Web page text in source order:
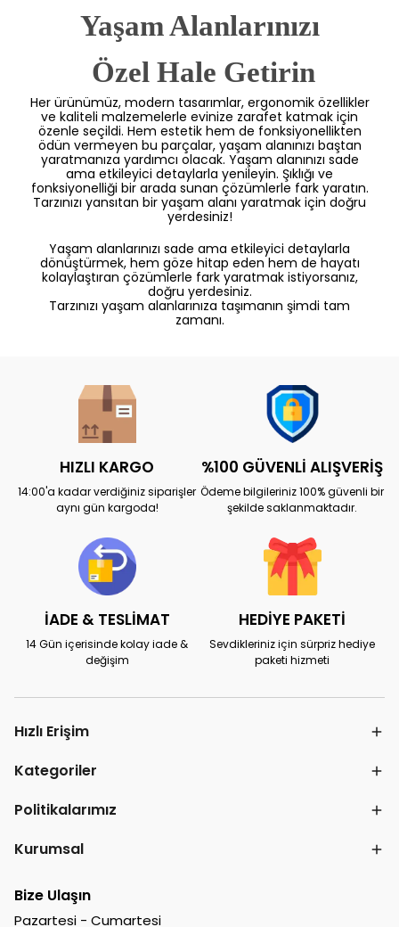
Yaşam Alanlarınızı
Özel Hale Getirin
Her ürünümüz, modern tasarımlar, ergonomik özellikler
ve kaliteli malzemelerle evinize zarafet katmak için
özenle seçildi. Hem estetik hem de fonksiyonellikten
ödün vermeyen bu parçalar, yaşam alanınızı baştan
yaratmanıza yardımcı olacak. Yaşam alanınızı sade
ama etkileyici detaylarla yenileyin. Şıklığı ve
fonksiyonelliği bir arada sunan çözümlerle fark yaratın.
Tarzınızı yansıtan bir yaşam alanı yaratmak için doğru
yerdesiniz!
Yaşam alanlarınızı sade ama etkileyici detaylarla
dönüştürmek, hem göze hitap eden hem de hayatı
kolaylaştıran çözümlerle fark yaratmak istiyorsanız,
doğru yerdesiniz.
Tarzınızı yaşam alanlarınıza taşımanın şimdi tam
zamanı.
HIZLI KARGO
14:00'a kadar verdiğiniz siparişler
aynı gün kargoda!
%100 GÜVENLİ ALIŞVERİŞ
Ödeme bilgileriniz 100% güvenli bir
şekilde saklanmaktadır.
İADE & TESLİMAT
14 Gün içerisinde kolay iade &
değişim
HEDİYE PAKETİ
Sevdikleriniz için sürpriz hediye
paketi hizmeti
Hızlı Erişim
Kategoriler
Politikalarımız
Kurumsal
Bize Ulaşın
Pazartesi - Cumartesi